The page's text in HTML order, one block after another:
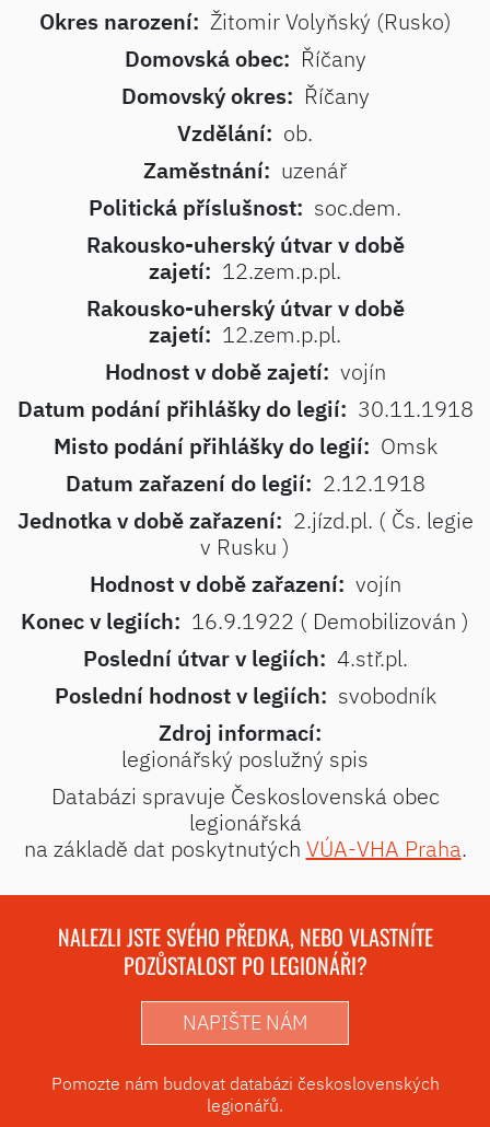
Okres narození: Žitomir Volyňský (Rusko)
Domovská obec: Říčany
Domovský okres: Říčany
Vzdělání: ob.
Zaměstnání: uzenář
Politická příslušnost: soc.dem.
Rakousko-uherský útvar v době
zajetí: 12.zem.p.pl.
Rakousko-uherský útvar v době
zajetí: 12.zem.p.pl.
Hodnost v době zajetí: vojín
Datum podání přihlášky do legií: 30.11.1918
Misto podání přihlášky do legií: Omsk
Datum zařazení do legií: 2.12.1918
Jednotka v době zařazení: 2.jízd.pl. ( Čs. legie
v Rusku )
Hodnost v době zařazení: vojín
Konec v legiích: 16.9.1922 ( Demobilizován )
Poslední útvar v legiích: 4.stř.pl.
Poslední hodnost v legiích: svobodník
Zdroj informací:
legionářský poslužný spis
Databázi spravuje Československá obec
legionářská
na základě dat poskytnutých VÚA-VHA Praha.
NALEZLI JSTE SVÉHO PŘEDKA, NEBO VLASTNÍTE
POZŮSTALOST PO LEGIONÁŘI?
NAPIŠTE NÁM
Pomozte nám budovat databázi československých
legionářů.